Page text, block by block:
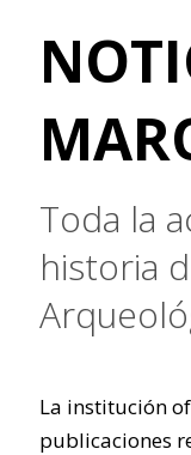
Toda la
historia
La institución
publicaciones